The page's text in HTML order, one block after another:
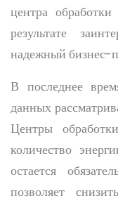
центра
результате
надежный бизнес-
В последнее
данных
Центры
количество
остается
позволяет